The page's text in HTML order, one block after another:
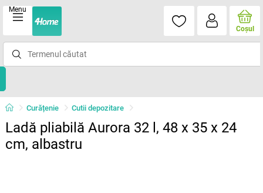
Menu
Coşul
Curățenie Cutii depozitare
Ladă pliabilă Aurora 32 l, 48 x 35 x 24
cm, albastru